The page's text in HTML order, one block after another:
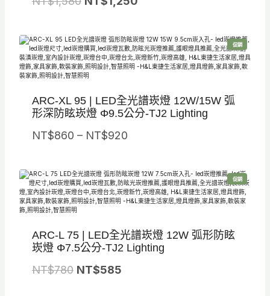
0
。
0
。
價
格
：
T
$
1
5
8
0
價
格
：
T
$
2
5
0
促銷特
價
商
品
ARC-XL 95 | LED全光譜崁燈 12W/15W 弧
形深防眩崁燈 Φ9.5公分-TJ2 Lighting
NT$860 – NT$920價
範
圍
：
T
$
促銷特
價
商
品
ARC-L 75 | LED全光譜崁燈 12W 弧形防眩
崁燈 Φ7.5公分-TJ2 Lighting
NT$780 原
NT$585目